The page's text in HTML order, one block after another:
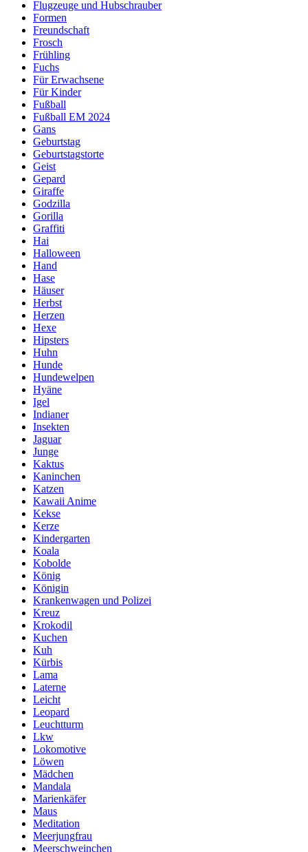
Flugzeuge und Hubschrauber
Formen
Freundschaft
Frosch
Frühling
Fuchs
Für Erwachsene
Für Kinder
Fußball
Fußball EM 2024
Gans
Geburtstag
Geburtstagstorte
Geist
Gepard
Giraffe
Godzilla
Gorilla
Graffiti
Hai
Halloween
Hand
Hase
Häuser
Herbst
Herzen
Hexe
Hipsters
Huhn
Hunde
Hundewelpen
Hyäne
Igel
Indianer
Insekten
Jaguar
Junge
Kaktus
Kaninchen
Katzen
Kawaii Anime
Kekse
Kerze
Kindergarten
Koala
Kobolde
König
Königin
Krankenwagen und Polizei
Kreuz
Krokodil
Kuchen
Kuh
Kürbis
Lama
Laterne
Leicht
Leopard
Leuchtturm
Lkw
Lokomotive
Löwen
Mädchen
Mandala
Marienkäfer
Maus
Meditation
Meerjungfrau
Meerschweinchen